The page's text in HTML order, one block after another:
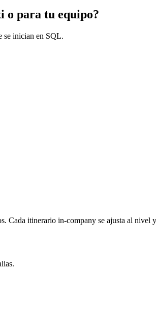
o para tu equipo?
se inician en SQL.
Cada itinerario in-company se ajusta al nivel